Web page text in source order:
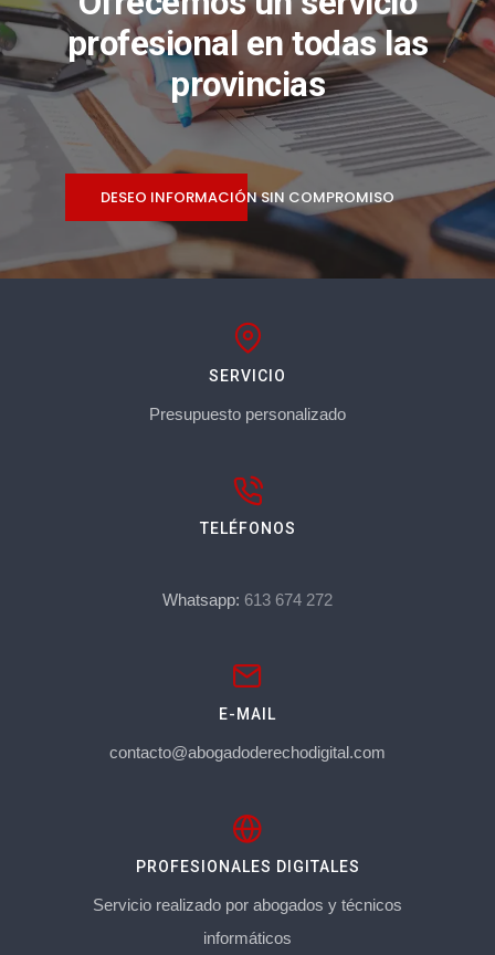
profesional en todas las
provincias
DESEO INFORMACIÓN SIN COMPROMISO
SERVICIO
Presupuesto personalizado
TELÉFONOS
Whatsapp: 613 674 272
E-MAIL
contacto@abogadoderechodigital.com
PROFESIONALES DIGITALES
Servicio realizado por abogados y técnicos
informáticos